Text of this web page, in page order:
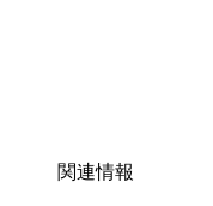
関連情報